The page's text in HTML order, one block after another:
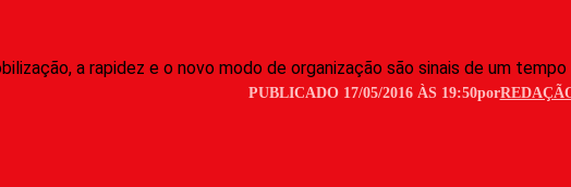
a rapidez e o novo modo de organização são sinais de um
PUBLICADO 17/05/2016 ÀS 19:50por